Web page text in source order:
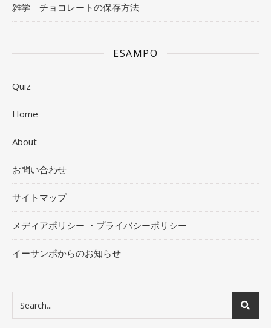
雑学 チョコレートの保存方法
ESAMPO
Quiz
Home
About
お問い合わせ
サイトマップ
メディアポリシー ・プライバシーポリシー
イーサンポからのお知らせ